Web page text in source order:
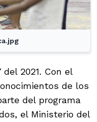
2021. Con el
de los
del programa
el Ministerio del